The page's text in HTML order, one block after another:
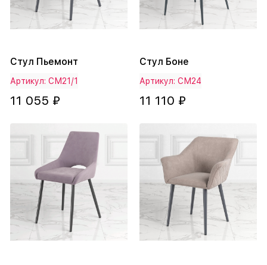
Стул Пьемонт
Артикул: СМ21/1
11 055 ₽
Стул Боне
Артикул: СМ24
11 110 ₽